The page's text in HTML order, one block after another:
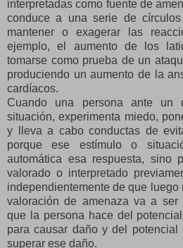
interpretadas como fuente de
conduce a una serie de
mantener o exagerar las
ejemplo, el aumento de los
tomarse como prueba de un
produciendo un aumento de la
cardíacos.
Cuando una persona ante un
situación, experimenta miedo,
y lleva a cabo conductas de
porque ese estímulo o
automática esa respuesta, sino
valorado o interpretado
independientemente de que luego
valoración de amenaza va a
que la persona hace del
para causar daño y del potencial
superar ese daño.